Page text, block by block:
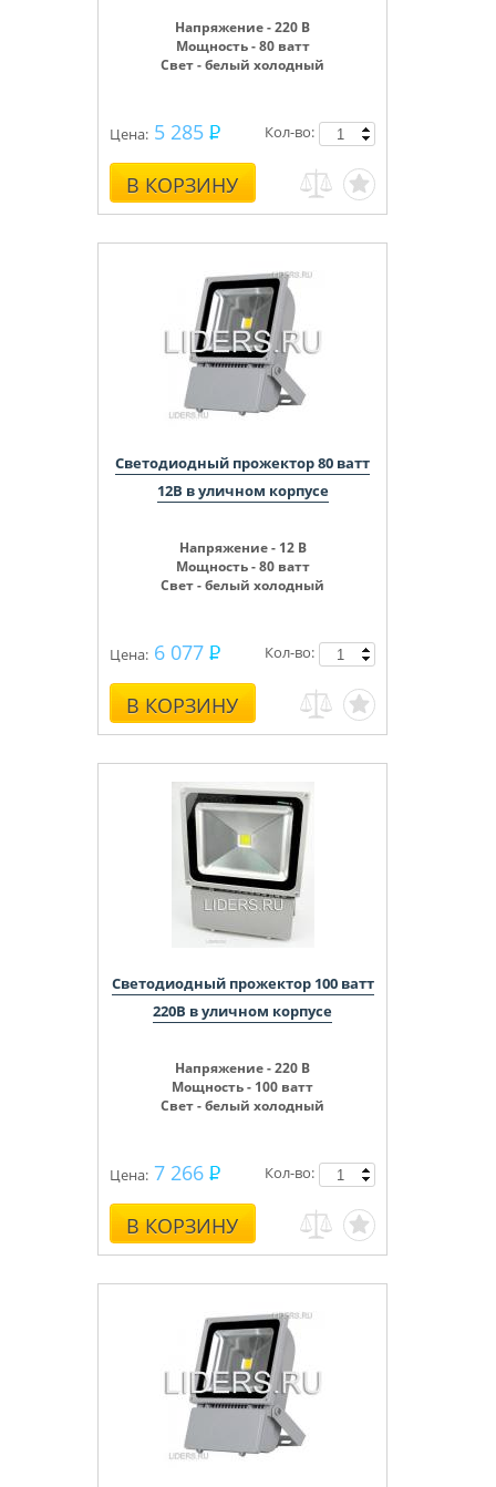
Напряжение - 220 В
Мощность - 80 ватт
Свет - белый холодный
Цена: 5 285
В КОРЗИНУ
Кол-во:
Светодиодный прожектор 80 ватт
12В в уличном корпусе
Напряжение - 12 В
Мощность - 80 ватт
Свет - белый холодный
Цена: 6 077
В КОРЗИНУ
Кол-во:
Светодиодный прожектор 100 ватт
220В в уличном корпусе
Напряжение - 220 В
Мощность - 100 ватт
Свет - белый холодный
Цена: 7 266
В КОРЗИНУ
Кол-во: